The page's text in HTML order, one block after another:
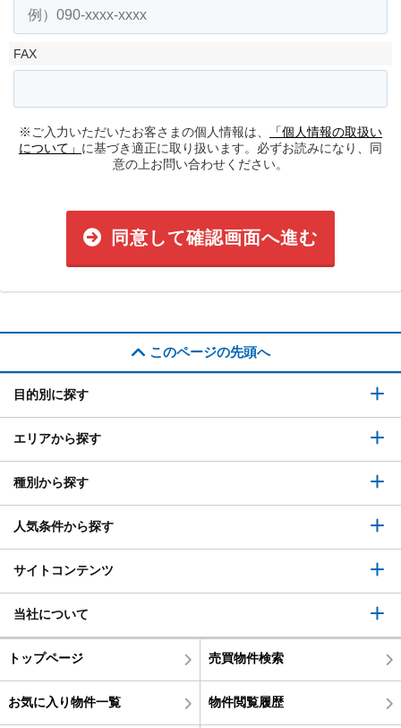
FAX
※ご入力いただいたお客さまの個人情報は、
「個人情報の取扱い
について」 に基づき適正に取り扱います。必ずお読みになり、同
意の上お問い合わせください。
同意して確認画面へ進む
このページの先頭へ
目的別に探す
エリアから探す
種別から探す
人気条件から探す
サイトコンテンツ
当社について
トップページ 売買物件検索
お気に入り物件一覧 物件閲覧履歴